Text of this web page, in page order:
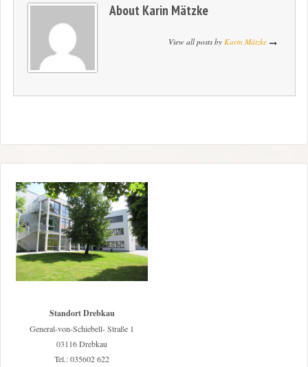
About Karin Mätzke
View all posts by Karin Mätzke
Standort Drebkau
General-von-Schiebell- Straße 1
03116 Drebkau
Tel.: 035602 622